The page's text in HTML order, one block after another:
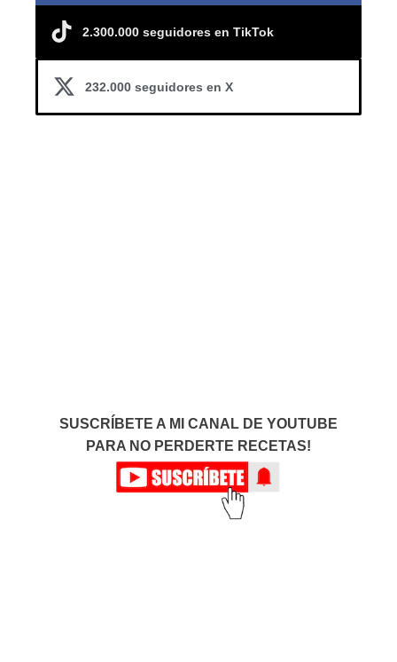
2.300.000 seguidores en TikTok
232.000 seguidores en X
SUSCRÍBETE A MI CANAL DE YOUTUBE
PARA NO PERDERTE RECETAS!